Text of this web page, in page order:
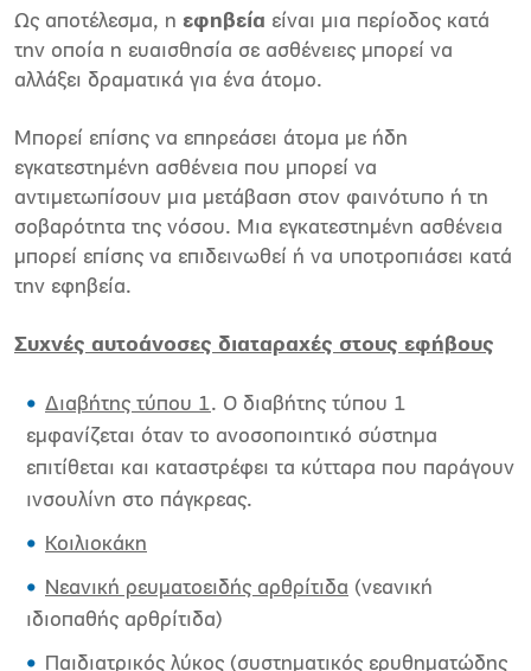
Ως αποτέλεσμα, η εφηβεία είναι μια περίοδος κατά
την οποία η ευαισθησία σε ασθένειες μπορεί να
αλλάξει δραματικά για ένα άτομο.
Μπορεί επίσης να επηρεάσει άτομα με ήδη
εγκατεστημένη ασθένεια που μπορεί να
αντιμετωπίσουν μια μετάβαση στον φαινότυπο ή τη
σοβαρότητα της νόσου. Μια εγκατεστημένη ασθένεια
μπορεί επίσης να επιδεινωθεί ή να υποτροπιάσει κατά
την εφηβεία.
Συχνές αυτοάνοσες διαταραχές στους εφήβους
Διαβήτης τύπου 1. Ο διαβήτης τύπου 1
εμφανίζεται όταν το ανοσοποιητικό σύστημα
επιτίθεται και καταστρέφει τα κύτταρα που παράγουν
ινσουλίνη στο πάγκρεας.
Κοιλιοκάκη
Νεανική ρευματοειδής αρθρίτιδα (νεανική
ιδιοπαθής αρθρίτιδα)
Παιδιατρικός λύκος (συστηματικός ερυθηματώδης